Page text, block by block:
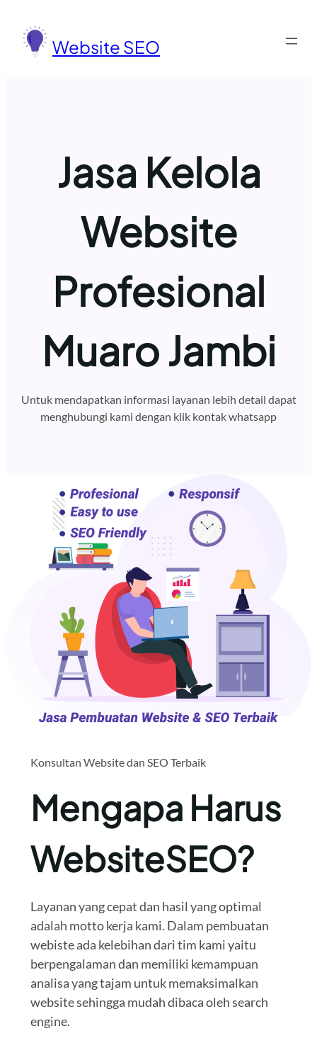
konten
Website SEO
Jasa Kelola
Website
Profesional
Muaro Jambi
Untuk mendapatkan informasi layanan lebih detail dapat
menghubungi kami dengan klik kontak whatsapp
Konsultan Website dan SEO Terbaik
Mengapa Harus
WebsiteSEO?
Layanan yang cepat dan hasil yang optimal
adalah motto kerja kami. Dalam pembuatan
webiste ada kelebihan dari tim kami yaitu
berpengalaman dan memiliki kemampuan
analisa yang tajam untuk memaksimalkan
website sehingga mudah dibaca oleh search
engine.